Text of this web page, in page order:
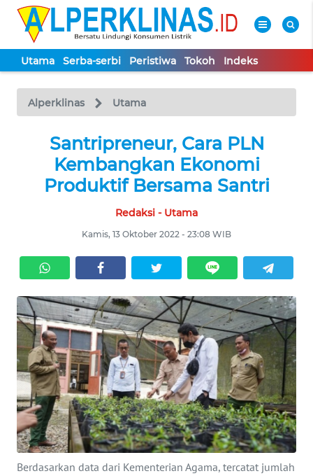
Utama Serba-serbi Peristiwa Tokoh Indeks
Alperklinas Utama
Santripreneur, Cara PLN
Kembangkan Ekonomi
Produktif Bersama Santri
Redaksi - Utama
Kamis, 13 Oktober 2022 - 23:08 WIB
Berdasarkan data dari Kementerian Agama, tercatat jumlah
TV
Tutup
UTAMA
SERBA-
SERBI
TOKOH
Informasi
INDEKS
BERITA
KONTAK
KAMI
INFO
IKLAN